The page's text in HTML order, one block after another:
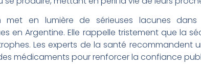
met en lumière de sérieuses lacunes
en Argentine. Elle rappelle tristement que la
Les experts de la santé
médicaments pour renforcer la confiance